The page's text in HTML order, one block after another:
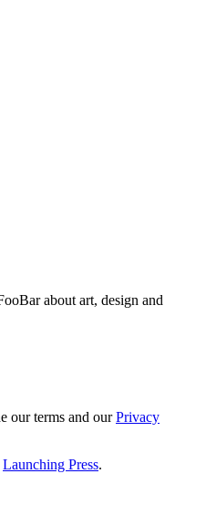
about art, design and
our terms and ourPrivacy
Launching Press.